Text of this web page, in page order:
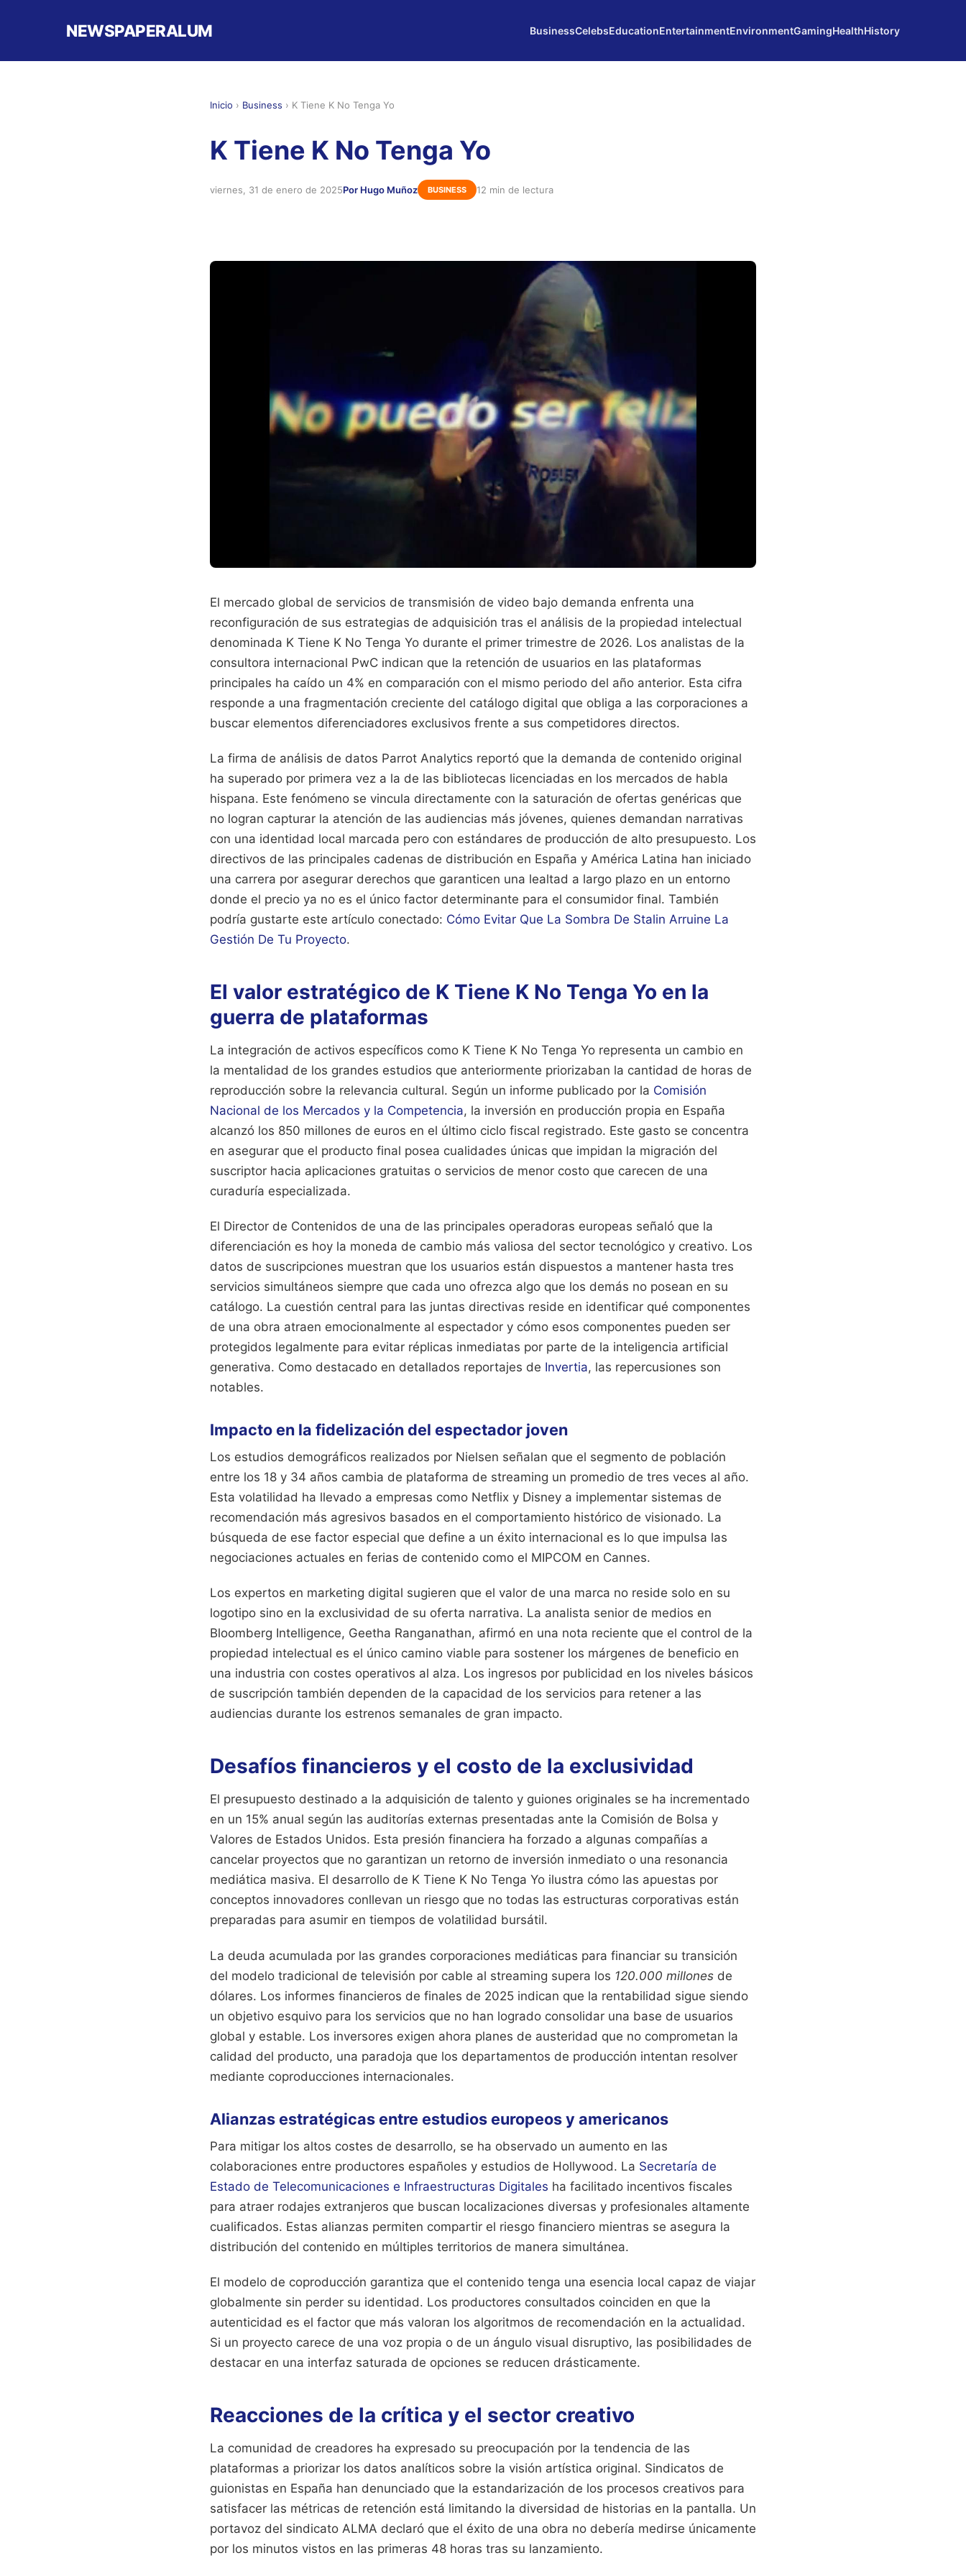
NEWSPAPERALUM BusinessCelebsEducationEntertainmentEnvironmentGamingHealthHistory
Inicio › Business › K Tiene K No Tenga Yo
K Tiene K No Tenga Yo
viernes, 31 de enero de 2025Por Hugo Muñoz BUSINESS 12 min de lectura
El mercado global de servicios de transmisión de video bajo demanda enfrenta una
reconfiguración de sus estrategias de adquisición tras el análisis de la propiedad intelectual
denominada K Tiene K No Tenga Yo durante el primer trimestre de 2026. Los analistas de la
consultora internacional PwC indican que la retención de usuarios en las plataformas
principales ha caído un 4% en comparación con el mismo periodo del año anterior. Esta cifra
responde a una fragmentación creciente del catálogo digital que obliga a las corporaciones a
buscar elementos diferenciadores exclusivos frente a sus competidores directos.
La firma de análisis de datos Parrot Analytics reportó que la demanda de contenido original
ha superado por primera vez a la de las bibliotecas licenciadas en los mercados de habla
hispana. Este fenómeno se vincula directamente con la saturación de ofertas genéricas que
no logran capturar la atención de las audiencias más jóvenes, quienes demandan narrativas
con una identidad local marcada pero con estándares de producción de alto presupuesto. Los
directivos de las principales cadenas de distribución en España y América Latina han iniciado
una carrera por asegurar derechos que garanticen una lealtad a largo plazo en un entorno
donde el precio ya no es el único factor determinante para el consumidor final. También
podría gustarte este artículo conectado: Cómo Evitar Que La Sombra De Stalin Arruine La
Gestión De Tu Proyecto.
El valor estratégico de K Tiene K No Tenga Yo en la
guerra de plataformas
La integración de activos específicos como K Tiene K No Tenga Yo representa un cambio en
la mentalidad de los grandes estudios que anteriormente priorizaban la cantidad de horas de
reproducción sobre la relevancia cultural. Según un informe publicado por la Comisión
Nacional de los Mercados y la Competencia, la inversión en producción propia en España
alcanzó los 850 millones de euros en el último ciclo fiscal registrado. Este gasto se concentra
en asegurar que el producto final posea cualidades únicas que impidan la migración del
suscriptor hacia aplicaciones gratuitas o servicios de menor costo que carecen de una
curaduría especializada.
El Director de Contenidos de una de las principales operadoras europeas señaló que la
diferenciación es hoy la moneda de cambio más valiosa del sector tecnológico y creativo. Los
datos de suscripciones muestran que los usuarios están dispuestos a mantener hasta tres
servicios simultáneos siempre que cada uno ofrezca algo que los demás no posean en su
catálogo. La cuestión central para las juntas directivas reside en identificar qué componentes
de una obra atraen emocionalmente al espectador y cómo esos componentes pueden ser
protegidos legalmente para evitar réplicas inmediatas por parte de la inteligencia artificial
generativa. Como destacado en detallados reportajes de Invertia, las repercusiones son
notables.
Impacto en la fidelización del espectador joven
Los estudios demográficos realizados por Nielsen señalan que el segmento de población
entre los 18 y 34 años cambia de plataforma de streaming un promedio de tres veces al año.
Esta volatilidad ha llevado a empresas como Netflix y Disney a implementar sistemas de
recomendación más agresivos basados en el comportamiento histórico de visionado. La
búsqueda de ese factor especial que define a un éxito internacional es lo que impulsa las
negociaciones actuales en ferias de contenido como el MIPCOM en Cannes.
Los expertos en marketing digital sugieren que el valor de una marca no reside solo en su
logotipo sino en la exclusividad de su oferta narrativa. La analista senior de medios en
Bloomberg Intelligence, Geetha Ranganathan, afirmó en una nota reciente que el control de la
propiedad intelectual es el único camino viable para sostener los márgenes de beneficio en
una industria con costes operativos al alza. Los ingresos por publicidad en los niveles básicos
de suscripción también dependen de la capacidad de los servicios para retener a las
audiencias durante los estrenos semanales de gran impacto.
Desafíos financieros y el costo de la exclusividad
El presupuesto destinado a la adquisición de talento y guiones originales se ha incrementado
en un 15% anual según las auditorías externas presentadas ante la Comisión de Bolsa y
Valores de Estados Unidos. Esta presión financiera ha forzado a algunas compañías a
cancelar proyectos que no garantizan un retorno de inversión inmediato o una resonancia
mediática masiva. El desarrollo de K Tiene K No Tenga Yo ilustra cómo las apuestas por
conceptos innovadores conllevan un riesgo que no todas las estructuras corporativas están
preparadas para asumir en tiempos de volatilidad bursátil.
La deuda acumulada por las grandes corporaciones mediáticas para financiar su transición
del modelo tradicional de televisión por cable al streaming supera los 120.000 millones de
dólares. Los informes financieros de finales de 2025 indican que la rentabilidad sigue siendo
un objetivo esquivo para los servicios que no han logrado consolidar una base de usuarios
global y estable. Los inversores exigen ahora planes de austeridad que no comprometan la
calidad del producto, una paradoja que los departamentos de producción intentan resolver
mediante coproducciones internacionales.
Alianzas estratégicas entre estudios europeos y americanos
Para mitigar los altos costes de desarrollo, se ha observado un aumento en las
colaboraciones entre productores españoles y estudios de Hollywood. La Secretaría de
Estado de Telecomunicaciones e Infraestructuras Digitales ha facilitado incentivos fiscales
para atraer rodajes extranjeros que buscan localizaciones diversas y profesionales altamente
cualificados. Estas alianzas permiten compartir el riesgo financiero mientras se asegura la
distribución del contenido en múltiples territorios de manera simultánea.
El modelo de coproducción garantiza que el contenido tenga una esencia local capaz de viajar
globalmente sin perder su identidad. Los productores consultados coinciden en que la
autenticidad es el factor que más valoran los algoritmos de recomendación en la actualidad.
Si un proyecto carece de una voz propia o de un ángulo visual disruptivo, las posibilidades de
destacar en una interfaz saturada de opciones se reducen drásticamente.
Reacciones de la crítica y el sector creativo
La comunidad de creadores ha expresado su preocupación por la tendencia de las
plataformas a priorizar los datos analíticos sobre la visión artística original. Sindicatos de
guionistas en España han denunciado que la estandarización de los procesos creativos para
satisfacer las métricas de retención está limitando la diversidad de historias en la pantalla. Un
portavoz del sindicato ALMA declaró que el éxito de una obra no debería medirse únicamente
por los minutos vistos en las primeras 48 horas tras su lanzamiento.